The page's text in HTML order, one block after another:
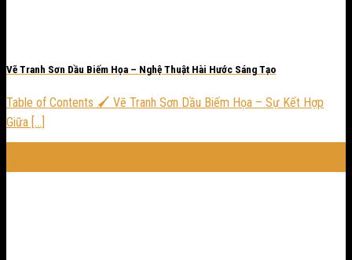
Vẽ Tranh Sơn Dầu Biếm Họa – Nghệ Thuật Hài Hước Sáng Tạo
Table of Contents 🖌️ Vẽ Tranh Sơn Dầu Biếm Họa – Sự Kết Hợp
Giữa [...]